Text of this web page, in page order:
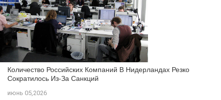
Количество Российских Компаний В Нидерландах Резко
Сократилось Из-За Санкций
июнь 05,2026